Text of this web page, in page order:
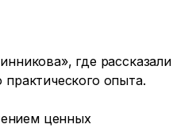
где рассказали
опыта.
ценных